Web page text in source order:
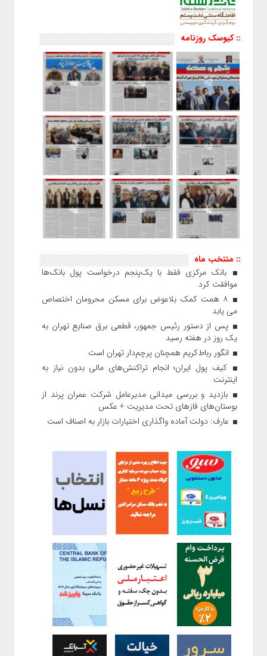
:: کیوسک روزنامه
:: منتخب ماه
بانک مرکزی فقط با یک‌‎پنجم درخواست پول بانک‌ها
موافقت کرد
۸ همت کمک بلاعوض برای مسکن محرومان اختصاص
می یابد
پس از دستور رئیس‌ جمهور، قطعی برق صنایع تهران به
یک روز در هفته رسید
انگور رباط‌کریم همچنان پرچم‌دار تهران است
کیف پول ایران؛ انجام تراکنش‌های مالی بدون نیاز به
اینترنت
بازدید و بررسی میدانی مدیرعامل شرکت عمران پرند از
بوستان‌های فازهای تحت مدیریت + عکس
عارف: دولت آماده واگذاری اختیارات بازار به اصناف است